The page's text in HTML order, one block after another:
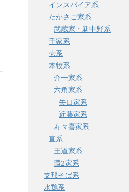
インスパイア系
たかさご家系
武蔵家・新中野系
千家系
壱系
本牧系
介一家系
六角家系
矢口家系
近藤家系
寿々喜家系
直系
王道家系
環2家系
支那そば系
水鶏系